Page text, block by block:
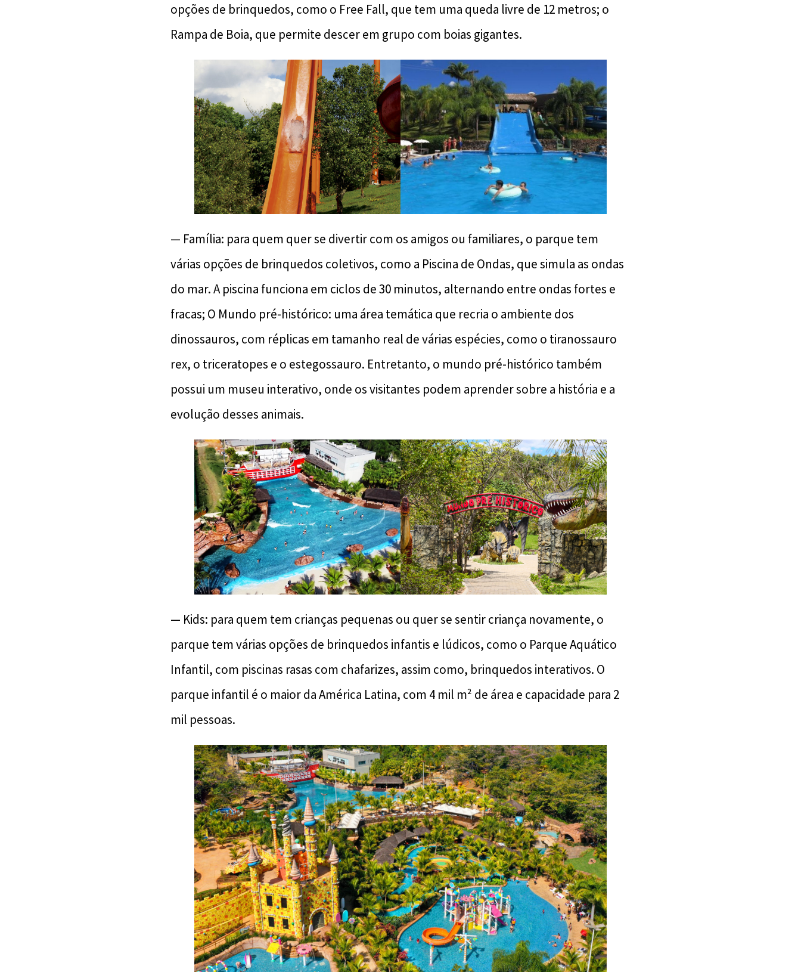
opções de brinquedos, como o Free Fall, que tem uma queda livre de 12 metros; o
Rampa de Boia, que permite descer em grupo com boias gigantes.
— Família: para quem quer se divertir com os amigos ou familiares, o parque tem
várias opções de brinquedos coletivos, como a Piscina de Ondas, que simula as ondas
do mar. A piscina funciona em ciclos de 30 minutos, alternando entre ondas fortes e
fracas; O Mundo pré-histórico: uma área temática que recria o ambiente dos
dinossauros, com réplicas em tamanho real de várias espécies, como o tiranossauro
rex, o triceratopes e o estegossauro. Entretanto, o mundo pré-histórico também
possui um museu interativo, onde os visitantes podem aprender sobre a história e a
evolução desses animais.
— Kids: para quem tem crianças pequenas ou quer se sentir criança novamente, o
parque tem várias opções de brinquedos infantis e lúdicos, como o Parque Aquático
Infantil, com piscinas rasas com chafarizes, assim como, brinquedos interativos. O
parque infantil é o maior da América Latina, com 4 mil m² de área e capacidade para 2
mil pessoas.